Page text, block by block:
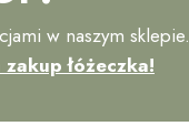
w naszym sklepie.
łóżeczka!